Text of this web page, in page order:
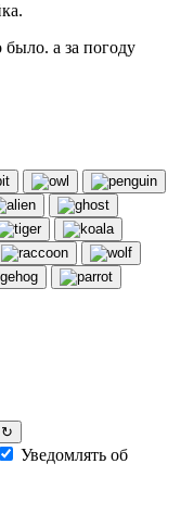
было. а за погоду
↻
Уведомлять об